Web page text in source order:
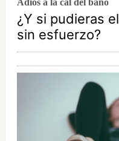
¿Y si pudieras
sin esfuerzo?